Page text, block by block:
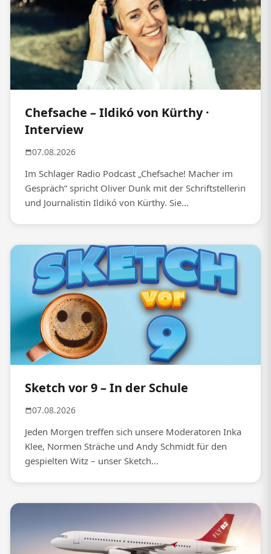
Chefsache – Ildikó von Kürthy ·
Interview
07.08.2026
Im Schlager Radio Podcast „Chefsache! Macher im
Gespräch“ spricht Oliver Dunk mit der Schriftstellerin
und Journalistin Ildikó von Kürthy. Sie...
Sketch vor 9 – In der Schule
07.08.2026
Jeden Morgen treffen sich unsere Moderatoren Inka
Klee, Normen Sträche und Andy Schmidt für den
gespielten Witz – unser Sketch...